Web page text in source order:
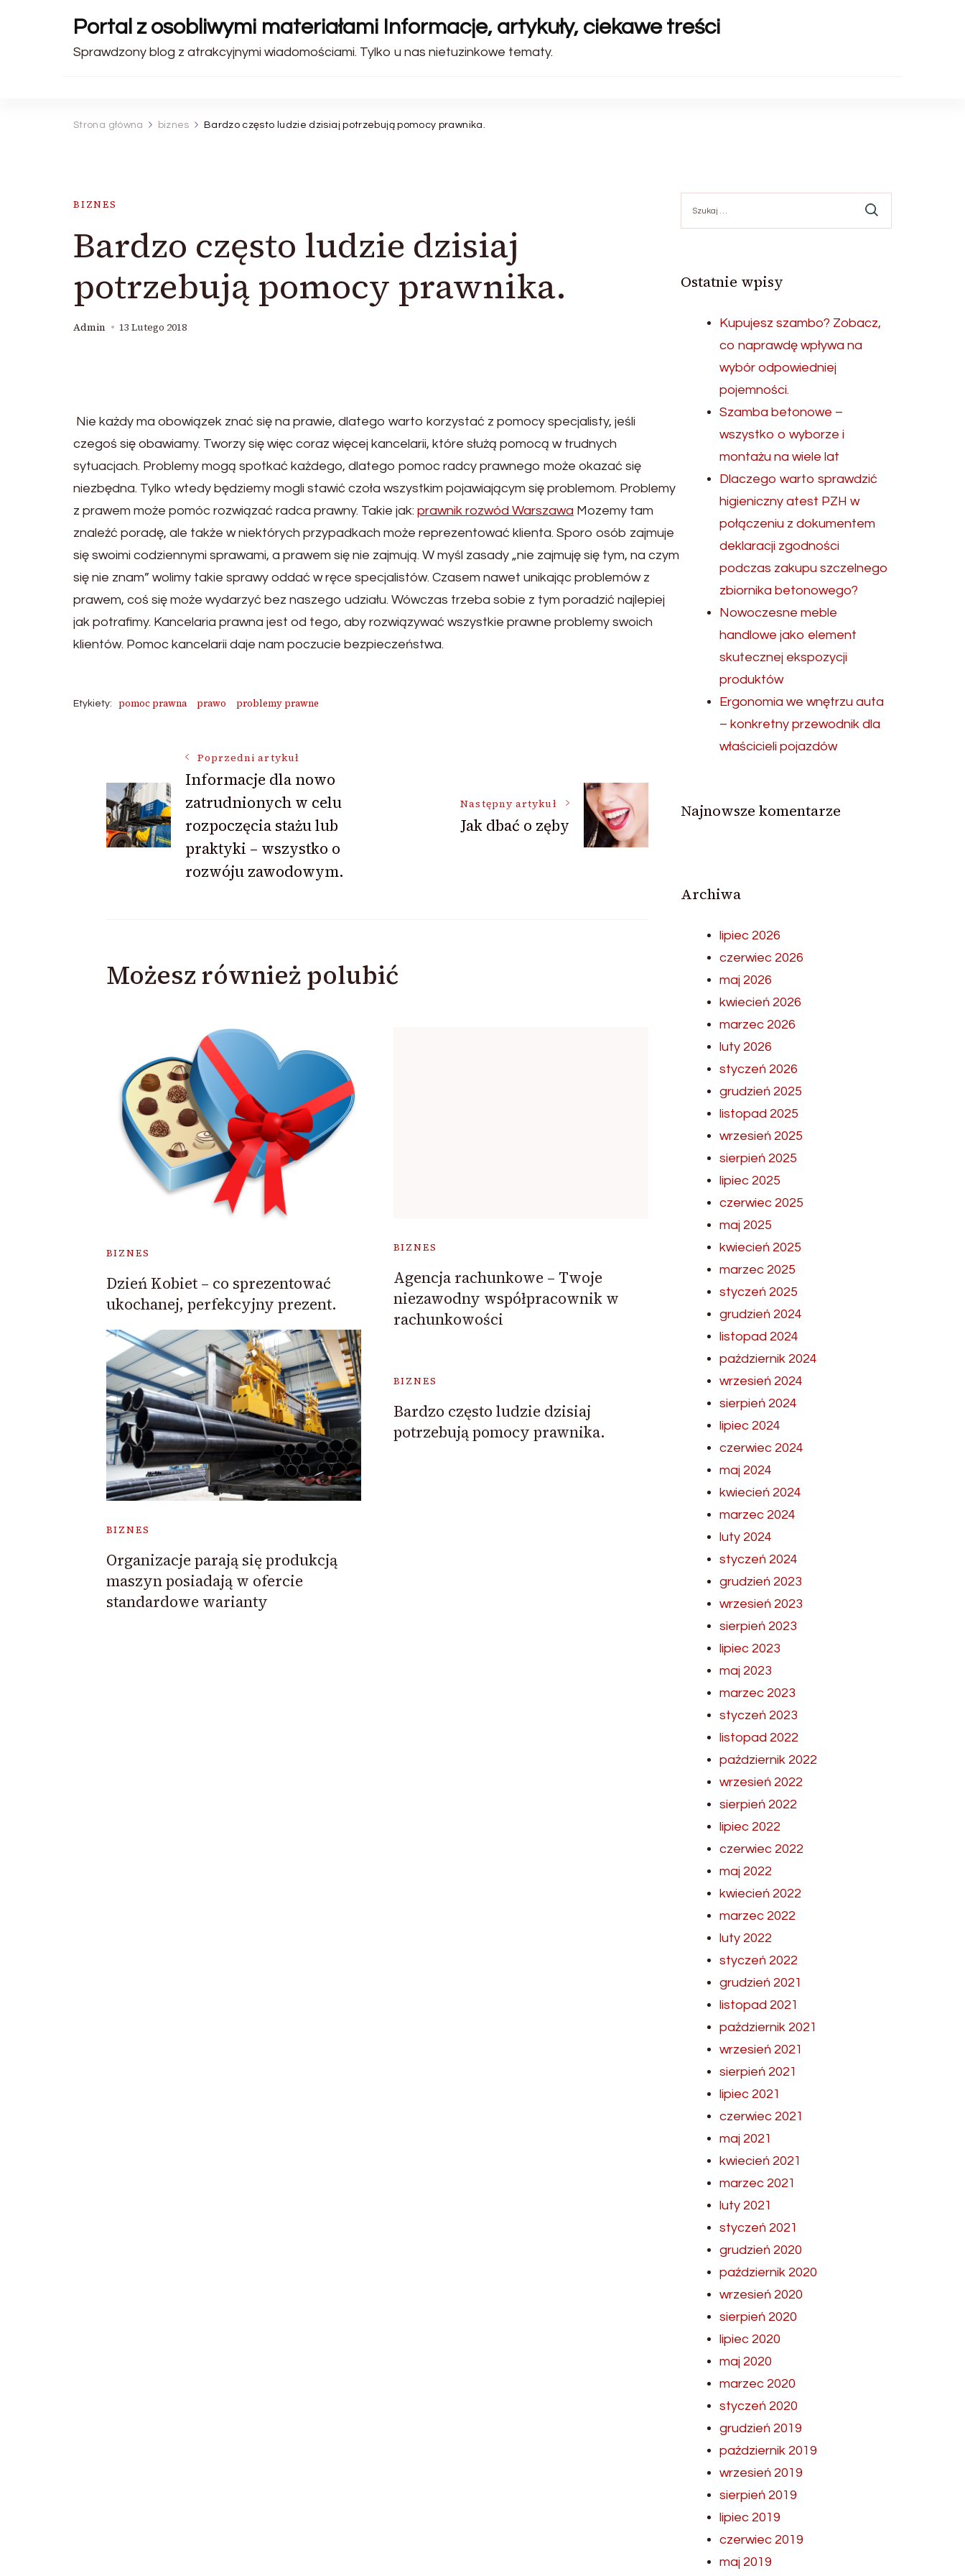
Portal z osobliwymi materiałami Informacje, artykuły, ciekawe treści
Sprawdzony blog z atrakcyjnymi wiadomościami. Tylko u nas nietuzinkowe tematy.
Strona główna biznes Bardzo często ludzie dzisiaj potrzebują pomocy prawnika.
BIZNES
Bardzo często ludzie dzisiaj
potrzebują pomocy prawnika.
Admin 13 Lutego 2018
Nie każdy ma obowiązek znać się na prawie, dlatego warto korzystać z pomocy specjalisty, jeśli
czegoś się obawiamy. Tworzy się więc coraz więcej kancelarii, które służą pomocą w trudnych
sytuacjach. Problemy mogą spotkać każdego, dlatego pomoc radcy prawnego może okazać się
niezbędna. Tylko wtedy będziemy mogli stawić czoła wszystkim pojawiającym się problemom. Problemy
z prawem może pomóc rozwiązać radca prawny. Takie jak: prawnik rozwód Warszawa Mozemy tam
znaleźć poradę, ale także w niektórych przypadkach może reprezentować klienta. Sporo osób zajmuje
się swoimi codziennymi sprawami, a prawem się nie zajmują. W myśl zasady „nie zajmuję się tym, na czym
się nie znam” wolimy takie sprawy oddać w ręce specjalistów. Czasem nawet unikając problemów z
prawem, coś się może wydarzyć bez naszego udziału. Wówczas trzeba sobie z tym poradzić najlepiej
jak potrafimy. Kancelaria prawna jest od tego, aby rozwiązywać wszystkie prawne problemy swoich
klientów. Pomoc kancelarii daje nam poczucie bezpieczeństwa.
Etykiety: pomoc prawna prawo problemy prawne
Nawigacja
wpisu
Poprzedni artykuł
Informacje dla nowo
zatrudnionych w celu
rozpoczęcia stażu lub
praktyki – wszystko o
rozwóju zawodowym.
Następny artykuł
Jak dbać o zęby
Możesz również polubić
BIZNES
Dzień Kobiet – co sprezentować
ukochanej, perfekcyjny prezent.
BIZNES
Agencja rachunkowe – Twoje
niezawodny współpracownik w
rachunkowości
BIZNES
Organizacje parają się produkcją
maszyn posiadają w ofercie
standardowe warianty
BIZNES
Bardzo często ludzie dzisiaj
potrzebują pomocy prawnika.
Ostatnie wpisy
Kupujesz szambo? Zobacz,
co naprawdę wpływa na
wybór odpowiedniej
pojemności.
Szamba betonowe –
wszystko o wyborze i
montażu na wiele lat
Dlaczego warto sprawdzić
higieniczny atest PZH w
połączeniu z dokumentem
deklaracji zgodności
podczas zakupu szczelnego
zbiornika betonowego?
Nowoczesne meble
handlowe jako element
skutecznej ekspozycji
produktów
Ergonomia we wnętrzu auta
– konkretny przewodnik dla
właścicieli pojazdów
Najnowsze komentarze
Archiwa
lipiec 2026
czerwiec 2026
maj 2026
kwiecień 2026
marzec 2026
luty 2026
styczeń 2026
grudzień 2025
listopad 2025
wrzesień 2025
sierpień 2025
lipiec 2025
czerwiec 2025
maj 2025
kwiecień 2025
marzec 2025
styczeń 2025
grudzień 2024
listopad 2024
październik 2024
wrzesień 2024
sierpień 2024
lipiec 2024
czerwiec 2024
maj 2024
kwiecień 2024
marzec 2024
luty 2024
styczeń 2024
grudzień 2023
wrzesień 2023
sierpień 2023
lipiec 2023
maj 2023
marzec 2023
styczeń 2023
listopad 2022
październik 2022
wrzesień 2022
sierpień 2022
lipiec 2022
czerwiec 2022
maj 2022
kwiecień 2022
marzec 2022
luty 2022
styczeń 2022
grudzień 2021
listopad 2021
październik 2021
wrzesień 2021
sierpień 2021
lipiec 2021
czerwiec 2021
maj 2021
kwiecień 2021
marzec 2021
luty 2021
styczeń 2021
grudzień 2020
październik 2020
wrzesień 2020
sierpień 2020
lipiec 2020
maj 2020
marzec 2020
styczeń 2020
grudzień 2019
październik 2019
wrzesień 2019
sierpień 2019
lipiec 2019
czerwiec 2019
maj 2019